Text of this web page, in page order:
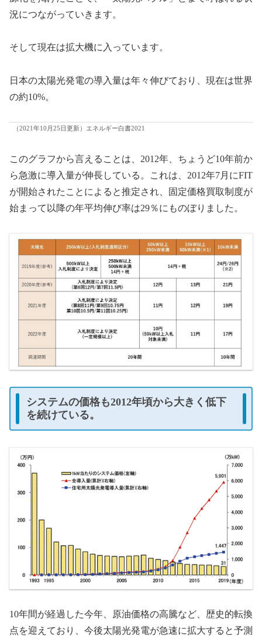
況につながっていきます。
そして現在は拡大機に入っています。
日本の太陽光発電の導入量は年々伸びており、現在は世界
の約10%。
（2021年10月25日更新）エネルギー白書2021
このグラフから言えることは、2012年、ちょうど10年前か
ら急激に導入量が伸長している。これは、2012年7月にFIT
が開始されたことによると推定され、固定価格買取制度が
始まって以降の年平均伸び率は29％にものぼりました。
システムの価格も2012年頃から大きく低下
を続けている。
10年間が経過した今年、原油価格の高騰など、歴史的転換
点を迎えており、今後太陽光発電が急速に拡大すると予測